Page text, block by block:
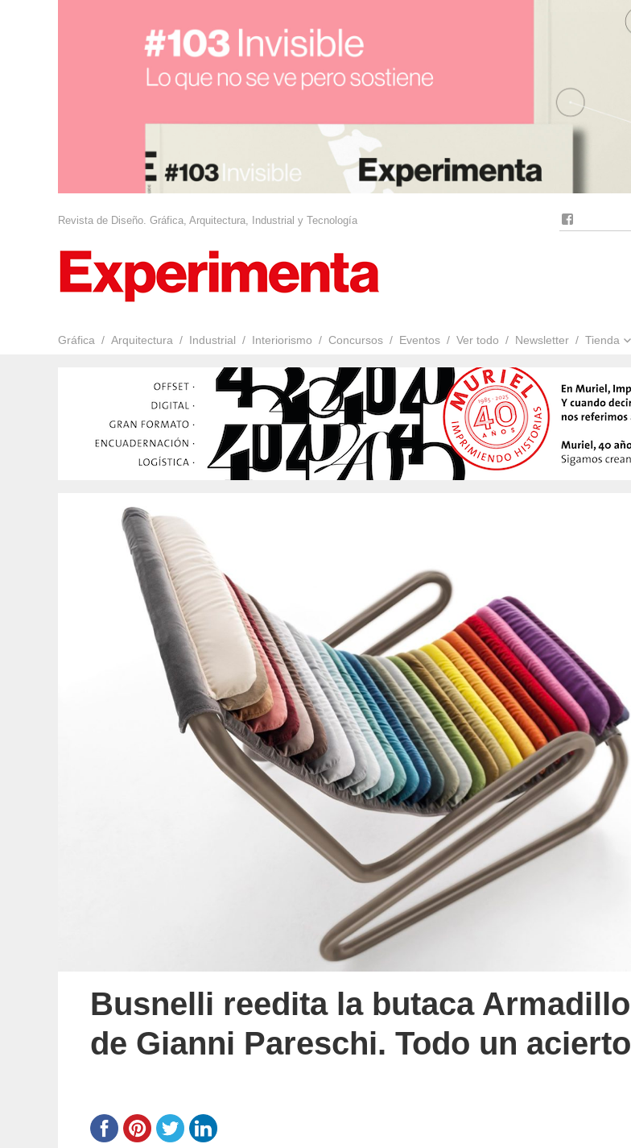
Revista de Diseño. Gráfica, Arquitectura, Industrial y Tecnología
Gráfica Arquitectura Industrial Interiorismo Concursos Eventos Ver todo Newsletter Tienda
Busnelli reedita la butaca Armadillo
de Gianni Pareschi. Todo un acierto